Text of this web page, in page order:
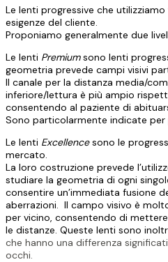
Le lenti progressive che
esigenze del cliente.
Proponiamo generalmente due
Le lenti Premiumsono lenti
geometria prevede campi visivi
Il canale per la distanza media/
inferiore/lettura è più ampio
consentendo al paziente di
Sono particolarmente indicate
Le lenti Excellencesono le
mercato.
La loro costruzione prevede
studiare la geometria di ogni
consentire un’immediata fusione
aberrazioni. Il campo visivo è
per vicino, consentendo di
le distanze. Queste lenti sono
che hanno una differenza
occhi.